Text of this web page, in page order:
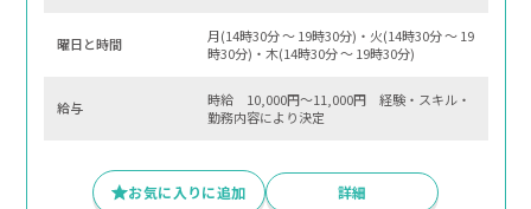
曜⽇と時間
月(14時30分 〜 19時30分)・火(14時30分 〜 19
時30分)・木(14時30分 〜 19時30分)
給与
時給 10,000円～11,000円 経験・スキル・
勤務内容により決定
お気に入りに追加 詳細